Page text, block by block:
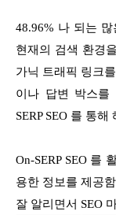
48.96% 나 되는
현재의 검색 환경
가닉 트래픽 링크
이나 답변 박스를
SERP SEO 를 통
On-SERP SEO 를
용한 정보를 제공
잘 알리면서 SEO